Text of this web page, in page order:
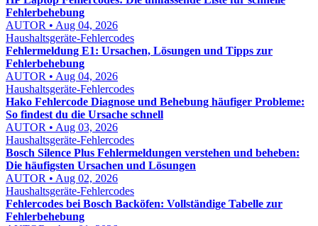
Fehlerbehebung
AUTOR • Aug 04, 2026
Haushaltsgeräte-Fehlercodes
Fehlermeldung E1: Ursachen, Lösungen und Tipps zur
Fehlerbehebung
AUTOR • Aug 04, 2026
Haushaltsgeräte-Fehlercodes
Hako Fehlercode Diagnose und Behebung häufiger Probleme:
So findest du die Ursache schnell
AUTOR • Aug 03, 2026
Haushaltsgeräte-Fehlercodes
Bosch Silence Plus Fehlermeldungen verstehen und beheben:
Die häufigsten Ursachen und Lösungen
AUTOR • Aug 02, 2026
Haushaltsgeräte-Fehlercodes
Fehlercodes bei Bosch Backöfen: Vollständige Tabelle zur
Fehlerbehebung